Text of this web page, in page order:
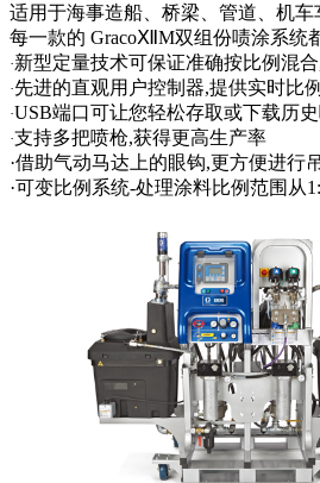
适用于海事造船、桥梁、管道、机
每一款的 GracoⅫM双组份啧涂系统
·新型定量技术可保证准确按比例混
·先进的直观用户控制器,提供实时比
·USB端口可让您轻松存取或下载历
·支持多把喷枪,获得更高生产率
·借助气动马达上的眼钩,更方便进行
·可变比例系统-处理涂料比例范围从